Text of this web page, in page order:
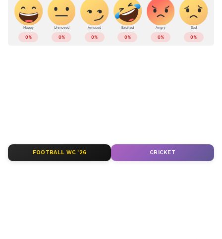
കേരളത്തിലെ എല്ലാLocal Newsഅറിയാൻ
ABOUT THE AUTHOR
FOOTBALL WC '26 CRICKET